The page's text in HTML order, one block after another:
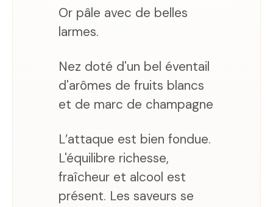
Or pâle avec de belles
larmes.
Nez doté d'un bel éventail
d'arômes de fruits blancs
et de marc de champagne
L’attaque est bien fondue.
L'équilibre richesse,
fraîcheur et alcool est
présent. Les saveurs se